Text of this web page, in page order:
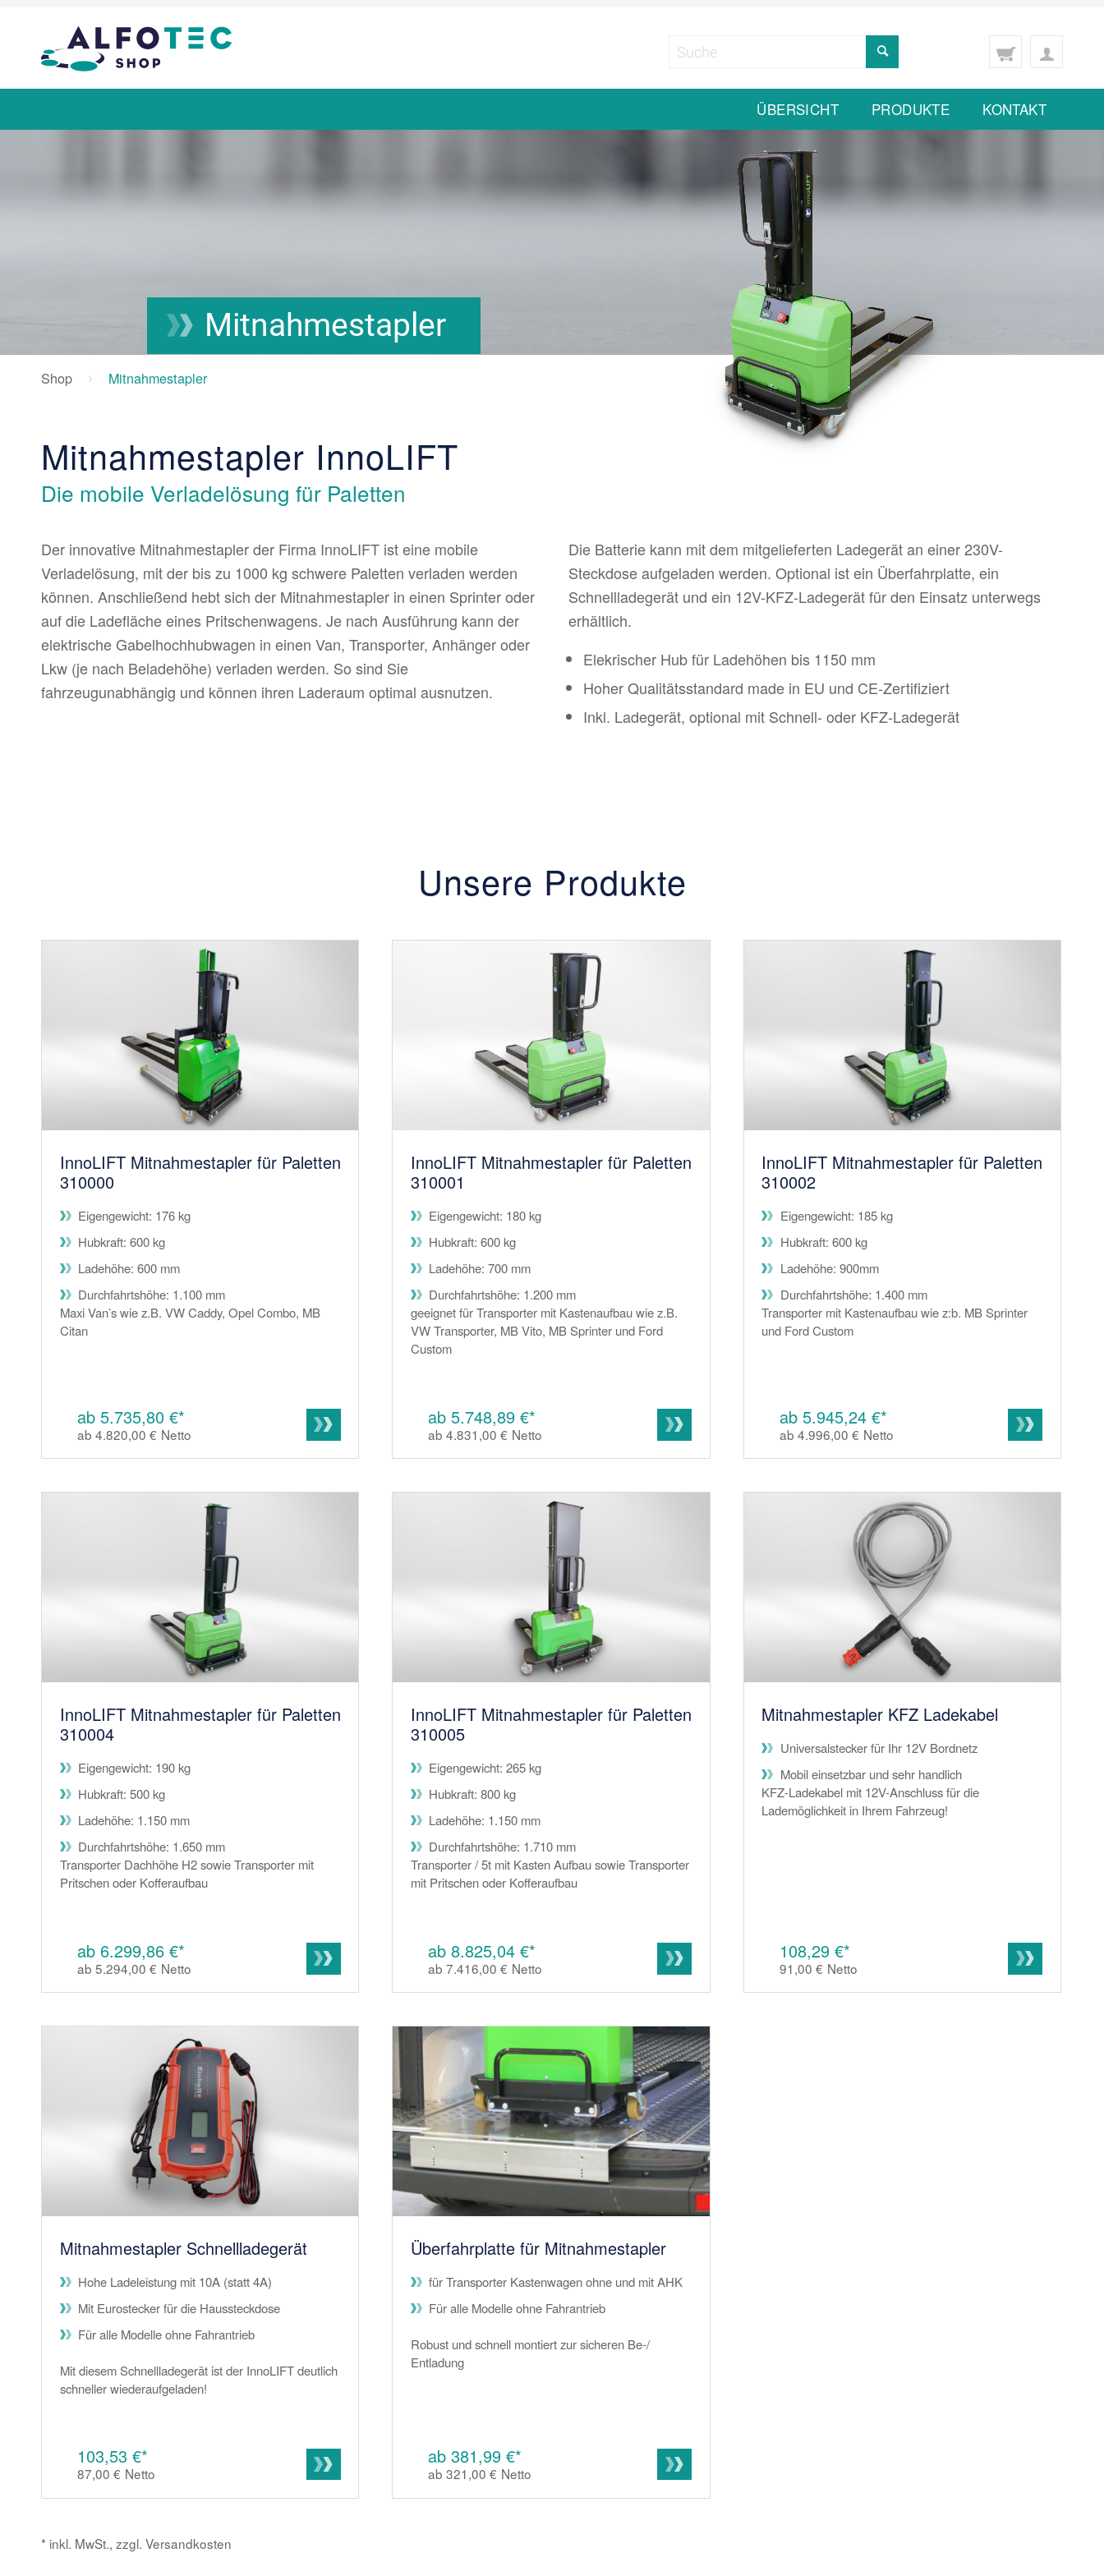
ÜBERSICHT PRODUKTE KONTAKT
Mitnahmestapler
Shop Mitnahmestapler
Mitnahmestapler InnoLIFT
Die mobile Verladelösung für Paletten
Der innovative Mitnahmestapler der Firma InnoLIFT ist eine mobile
Verladelösung, mit der bis zu 1000 kg schwere Paletten verladen werden
können. Anschließend hebt sich der Mitnahmestapler in einen Sprinter oder
auf die Ladefläche eines Pritschenwagens. Je nach Ausführung kann der
elektrische Gabelhochhubwagen in einen Van, Transporter, Anhänger oder
Lkw (je nach Beladehöhe) verladen werden. So sind Sie
fahrzeugunabhängig und können ihren Laderaum optimal ausnutzen.
Die Batterie kann mit dem mitgelieferten Ladegerät an einer 230V-
Steckdose aufgeladen werden. Optional ist ein Überfahrplatte, ein
Schnellladegerät und ein 12V-KFZ-Ladegerät für den Einsatz unterwegs
erhältlich.
Elekrischer Hub für Ladehöhen bis 1150 mm
Hoher Qualitätsstandard made in EU und CE-Zertifiziert
Inkl. Ladegerät, optional mit Schnell- oder KFZ-Ladegerät
Unsere Produkte
InnoLIFT Mitnahmestapler für Paletten
310000
Eigengewicht: 176 kg
Hubkraft: 600 kg
Ladehöhe: 600 mm
Durchfahrtshöhe: 1.100 mm
Maxi Van’s wie z.B. VW Caddy, Opel Combo, MB
Citan
ab 5.735,80 €*
ab 4.820,00 € Netto
InnoLIFT Mitnahmestapler für Paletten
310001
Eigengewicht: 180 kg
Hubkraft: 600 kg
Ladehöhe: 700 mm
Durchfahrtshöhe: 1.200 mm
geeignet für Transporter mit Kastenaufbau wie z.B.
VW Transporter, MB Vito, MB Sprinter und Ford
Custom
ab 5.748,89 €*
ab 4.831,00 € Netto
InnoLIFT Mitnahmestapler für Paletten
310002
Eigengewicht: 185 kg
Hubkraft: 600 kg
Ladehöhe: 900mm
Durchfahrtshöhe: 1.400 mm
Transporter mit Kastenaufbau wie z:b. MB Sprinter
und Ford Custom
ab 5.945,24 €*
ab 4.996,00 € Netto
InnoLIFT Mitnahmestapler für Paletten
310004
Eigengewicht: 190 kg
Hubkraft: 500 kg
Ladehöhe: 1.150 mm
Durchfahrtshöhe: 1.650 mm
Transporter Dachhöhe H2 sowie Transporter mit
Pritschen oder Kofferaufbau
ab 6.299,86 €*
ab 5.294,00 € Netto
InnoLIFT Mitnahmestapler für Paletten
310005
Eigengewicht: 265 kg
Hubkraft: 800 kg
Ladehöhe: 1.150 mm
Durchfahrtshöhe: 1.710 mm
Transporter / 5t mit Kasten Aufbau sowie Transporter
mit Pritschen oder Kofferaufbau
ab 8.825,04 €*
ab 7.416,00 € Netto
Mitnahmestapler KFZ Ladekabel
Universalstecker für Ihr 12V Bordnetz
Mobil einsetzbar und sehr handlich
KFZ-Ladekabel mit 12V-Anschluss für die
Lademöglichkeit in Ihrem Fahrzeug!
108,29 €*
91,00 € Netto
Mitnahmestapler Schnellladegerät
Hohe Ladeleistung mit 10A (statt 4A)
Mit Eurostecker für die Haussteckdose
Für alle Modelle ohne Fahrantrieb
Mit diesem Schnellladegerät ist der InnoLIFT deutlich
schneller wiederaufgeladen!
103,53 €*
87,00 € Netto
Überfahrplatte für Mitnahmestapler
für Transporter Kastenwagen ohne und mit AHK
Für alle Modelle ohne Fahrantrieb
Robust und schnell montiert zur sicheren Be-/
Entladung
ab 381,99 €*
ab 321,00 € Netto
* inkl. MwSt., zzgl. Versandkosten